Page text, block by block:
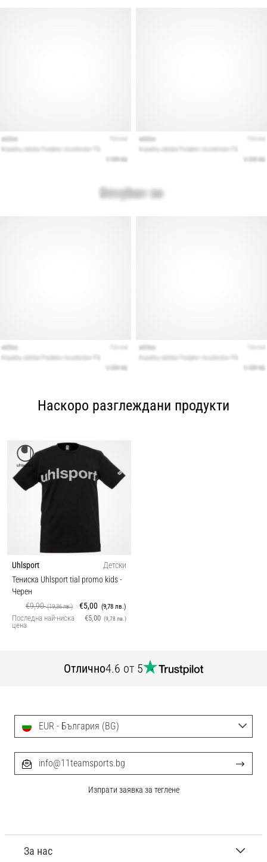
Наскоро разглеждани продукти
Uhlsport
Детски
Тениска Uhlsport tial promo kids-
Черен
€9,90(19,36 лв.) €5,00 (9,78 лв.)
Последна най-ниска
цена
€5,00 (9,78 лв.)
Отлично4.6 от 5
За нас
EUR - България (BG)
info@11teamsports.bg
Изпрати заявка за теглене